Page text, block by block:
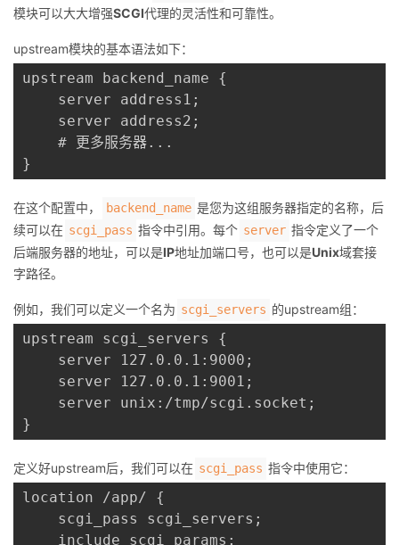
模块可以大大增强SCGI代理的灵活性和可靠性。
upstream模块的基本语法如下：
upstream backend_name {
    server address1;
    server address2;
    # 更多服务器...
在这个配置中， backend_name 是您为这组服务器指定的名称，后
续可以在 scgi_pass 指令中引用。每个 server 指令定义了一个
后端服务器的地址，可以是IP地址加端口号，也可以是Unix域套接
字路径。
例如，我们可以定义一个名为 scgi_servers 的upstream组：
upstream scgi_servers {
    server 127.0.0.1:9000;
    server 127.0.0.1:9001;
    server unix:/tmp/scgi.socket;
定义好upstream后，我们可以在 scgi_pass 指令中使用它：
location /app/ {
    scgi_pass scgi_servers;
    include scgi_params;